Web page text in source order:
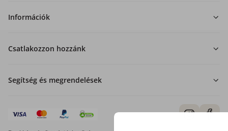
Információk
Csatlakozzon hozzánk
Segítség és megrendelések